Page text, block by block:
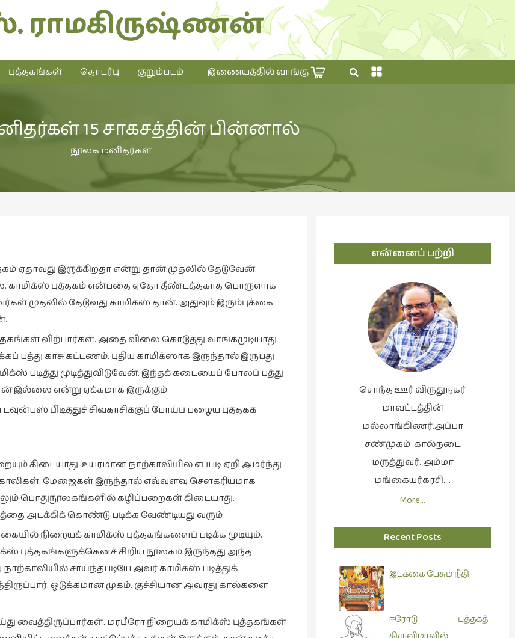
ராமகிருஷ்ணன்
புத்தகங்கள் தொடர்பு குறும்படம் இணையத்தில் வாங்கு
15 சாகசத்தின் பின்னால்
நூலக மனிதர்கள்
ஏதாவது இருக்கிறதா என்று தான் முதலில் தேடுவேன்.
காமிக்ஸ் புத்தகம் என்பதை ஏதோ தீண்டத்தகாத பொருளாக
தேடுவது காமிக்ஸ் தான். அதுவும் இரும்புக்கை
விற்பார்கள். அதை விலை கொடுத்து வாங்கமுடியாது
பத்து காசு கட்டணம். புதிய காமிக்ஸாக இருந்தால் இருபது
படித்து முடித்துவிடுவேன். இந்தக் கடையைப் போலப் பத்து
ஏன் இல்லை என்று ஏக்கமாக இருக்கும்.
பிடித்துச் சிவகாசிக்குப் போய்ப் பழைய புத்தகக்
கிடையாது. உயரமான நாற்காலியில் எப்படி ஏறி அமர்ந்து
மேஜைகள் இருந்தால் எவ்வளவு சௌகரியமாக
பொதுநூலகங்களில் கழிப்பறைகள் கிடையாது.
அடக்கிக் கொண்டு படிக்க வேண்டியது வரும்
நிறையக் காமிக்ஸ் புத்தகங்களைப் படிக்க முடியும்.
புத்தகங்களுக்கெனச் சிறிய நூலகம் இருந்தது அந்த
சாய்ந்தபடியே அவர் காமிக்ஸ் படித்துக்
ஒடுக்கமான முகம். குச்சியான அவரது கால்களை
வைத்திருப்பார்கள். மரபீரோ நிறையக் காமிக்ஸ் புத்தகங்கள்
என்னைப் பற்றி
சொந்த ஊர் விருதுநகர்
மாவட்டத்தின்
மல்லாங்கிணர்.அப்பா
சண்முகம் .கால்நடை
மருத்துவர். அம்மா
மங்கையர்கரசி….
More…
Recent Posts
இடக்கை பேசும் நீதி.
ஈரோடு புத்தகத்